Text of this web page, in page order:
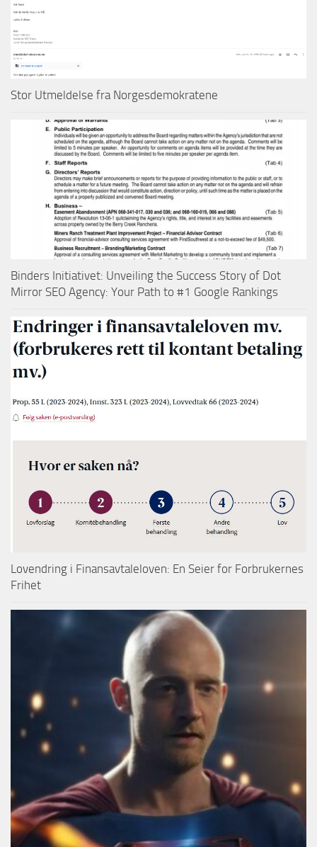
Stor Utmeldelse fra Norgesdemokratene
Binders Initiativet: Unveiling the Success Story of Dot
Mirror SEO Agency: Your Path to #1 Google Rankings
Lovendring i Finansavtaleloven: En Seier for Forbrukernes
Frihet